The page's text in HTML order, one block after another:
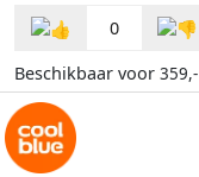
0
Beschikbaar voor 359,-